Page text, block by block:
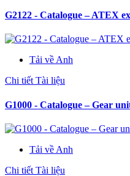
G2122 - Catalogue – ATEX
Tải về Anh
Chi tiết Tài liệu
G1000 - Catalogue – Gear
Tải về Anh
Chi tiết Tài liệu